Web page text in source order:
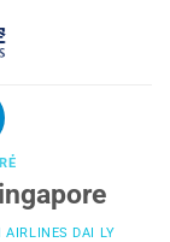
AIRLINES DAI LY